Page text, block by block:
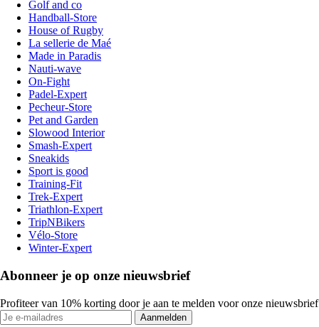
Golf and co
Handball-Store
House of Rugby
La sellerie de Maé
Made in Paradis
Nauti-wave
On-Fight
Padel-Expert
Pecheur-Store
Pet and Garden
Slowood Interior
Smash-Expert
Sneakids
Sport is good
Training-Fit
Trek-Expert
Triathlon-Expert
TripNBikers
Vélo-Store
Winter-Expert
Abonneer je op onze nieuwsbrief
Profiteer van 10% korting door je aan te melden voor onze nieuwsbrief
Aanmelden